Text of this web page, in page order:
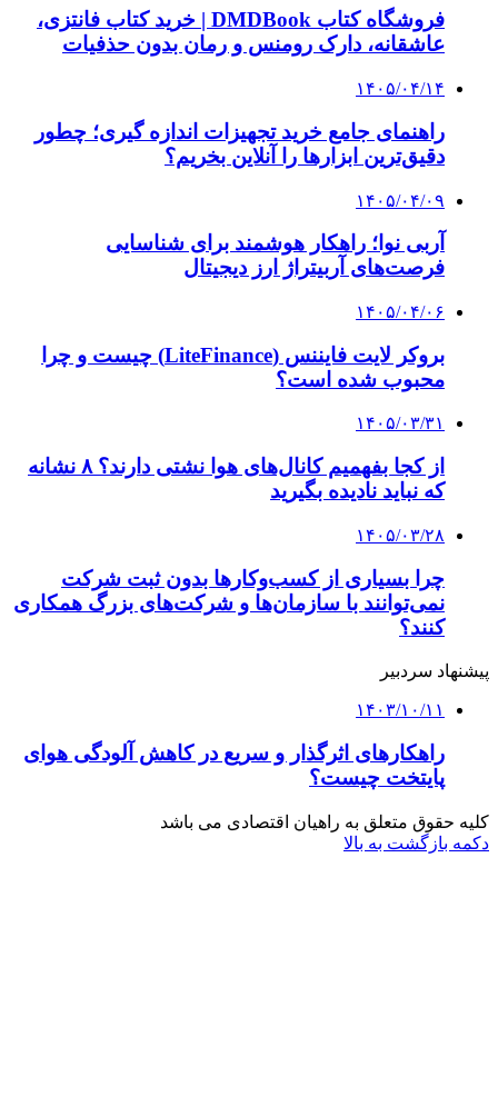
۱۴۰۳/۱۰/۱۱
راهکارهای اثرگذار و سریع در کاهش آلودگی هوای
کلیه حقوق متعلق به راهیان اقتصادی می باشد
دکمه بازگشت به بالا